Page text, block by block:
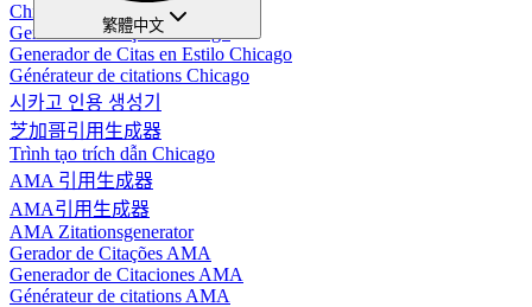
Chicago-Zitationsgenerator
Gerador de Citações Chicago
Generador de Citas en Estilo Chicago
Générateur de citations Chicago
시카고 인용 생성기
芝加哥引用生成器
Trình tạo trích dẫn Chicago
AMA 引用生成器
AMA引用生成器
AMA Zitationsgenerator
Gerador de Citações AMA
Generador de Citaciones AMA
Générateur de citations AMA
繁體中文